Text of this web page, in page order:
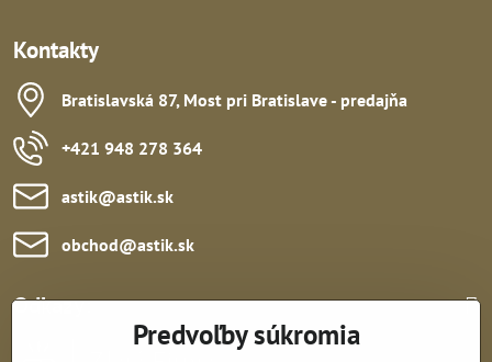
Kontakty
Bratislavská 87, Most pri Bratislave - predajňa
+421 948 278 364
astik​@astik​.sk
obchod​@astik​.sk
Odkazy:
Predvoľby súkromia